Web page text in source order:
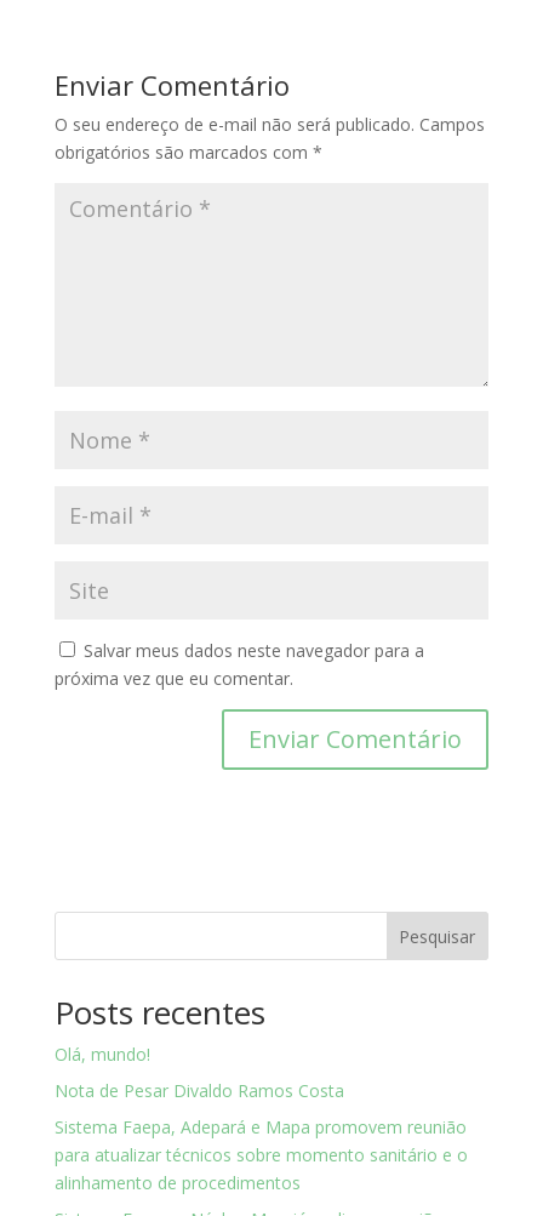
Enviar Comentário
O seu endereço de e-mail não será publicado. Campos
obrigatórios são marcados com *
Salvar meus dados neste navegador para a
próxima vez que eu comentar.
Pesquisar
Posts recentes
Olá, mundo!
Nota de Pesar Divaldo Ramos Costa
Sistema Faepa, Adepará e Mapa promovem reunião
para atualizar técnicos sobre momento sanitário e o
alinhamento de procedimentos